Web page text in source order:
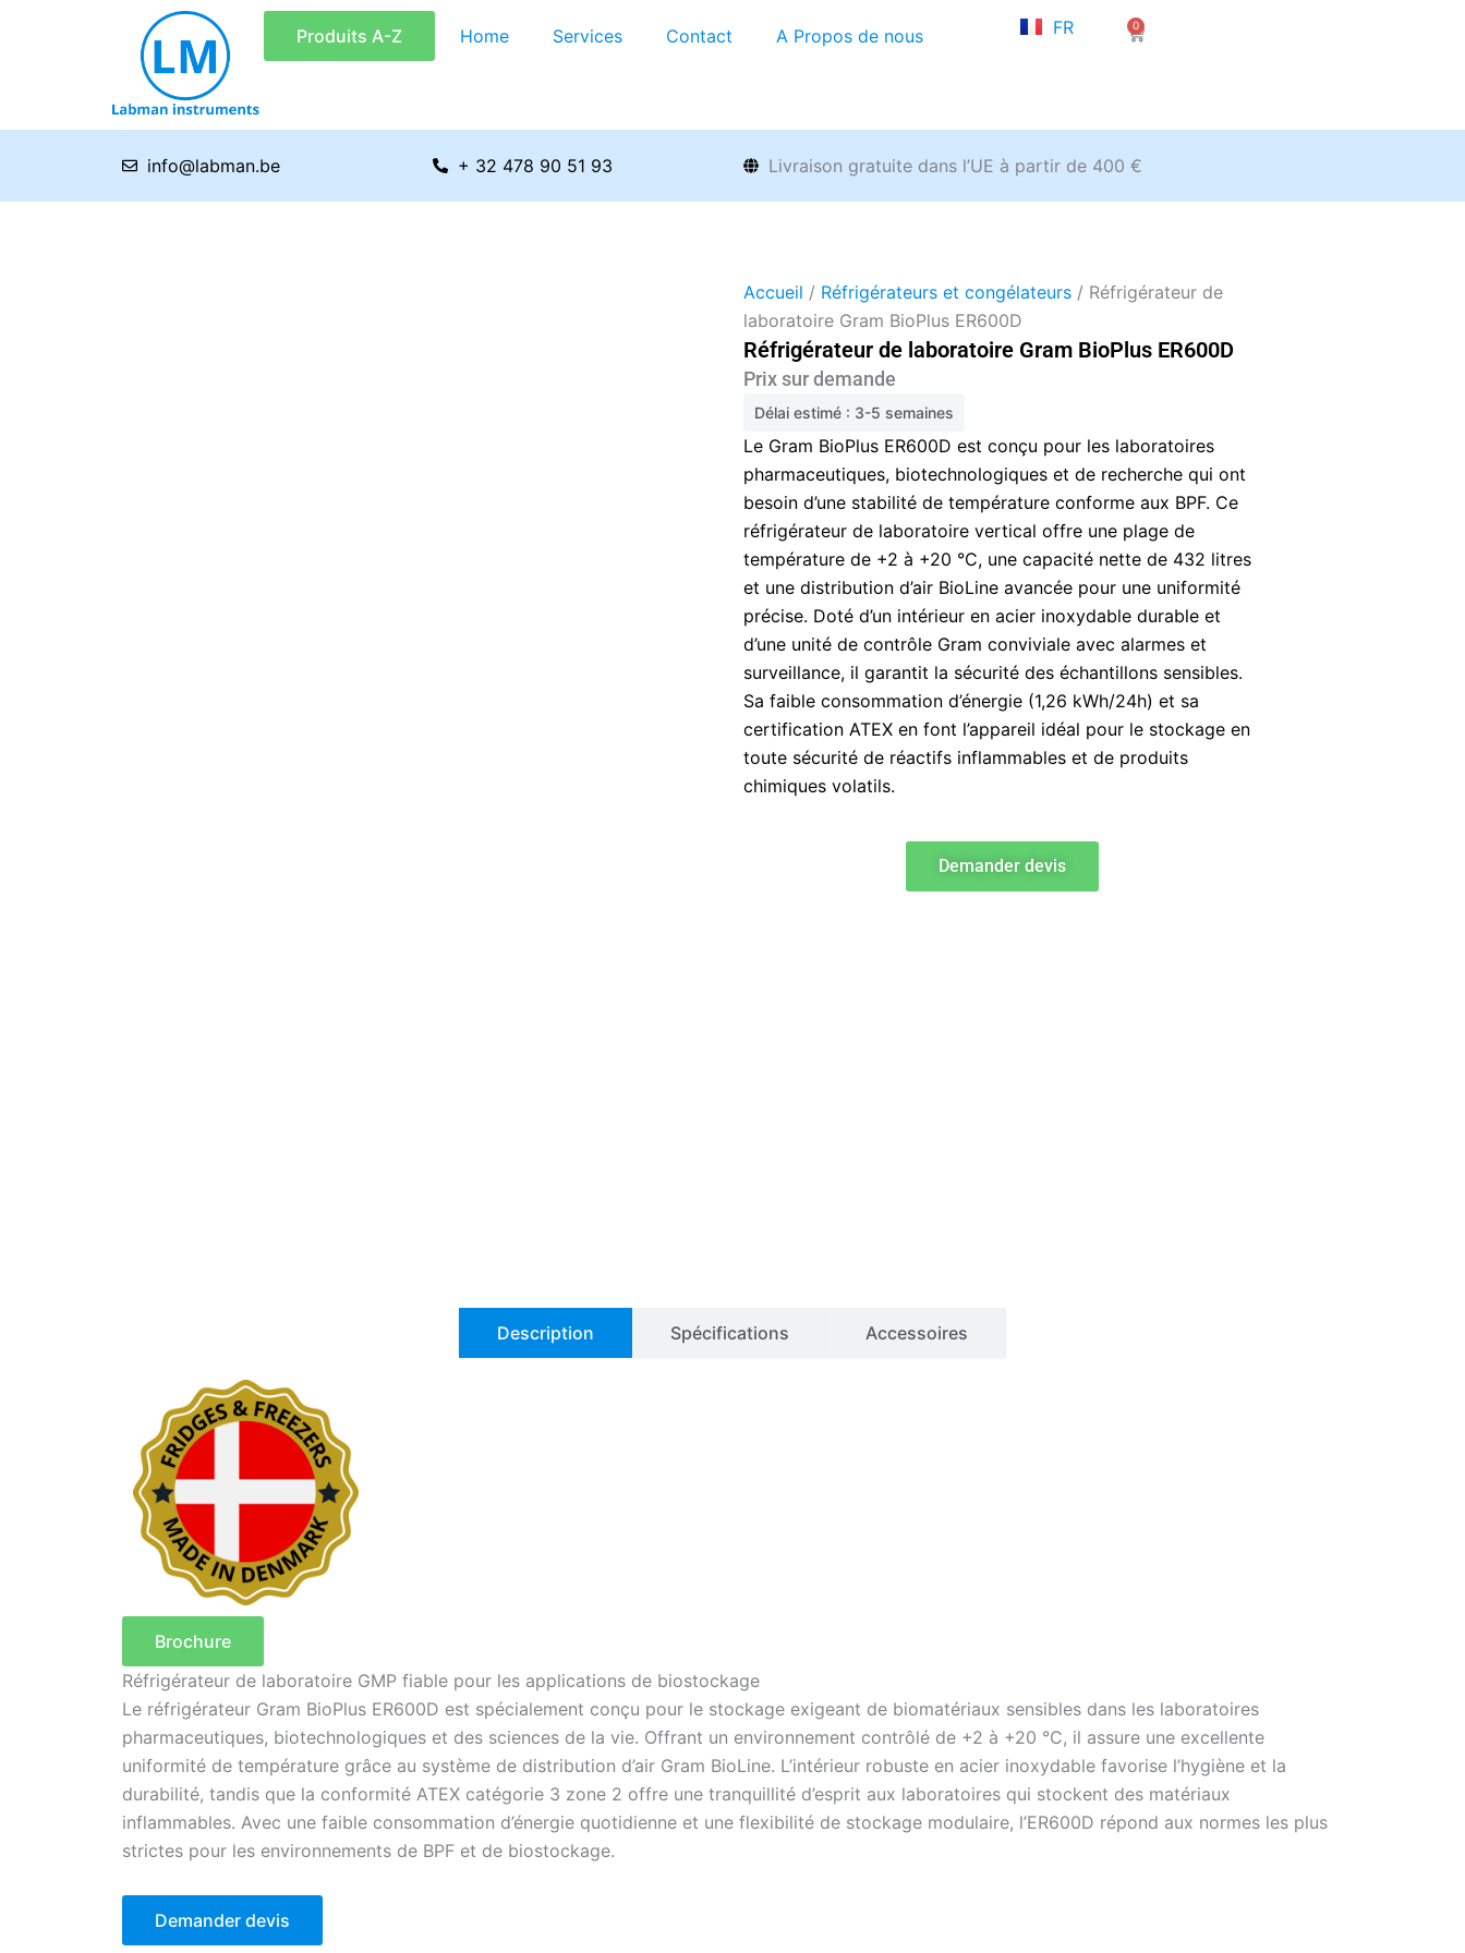
Produits A-Z Home Services Contact A Propos de nous FR
EN
0
Panier
info@labman.be + 32 478 90 51 93 Livraison gratuite dans l’UE à partir de 400 €
Accueil / Réfrigérateurs et congélateurs / Réfrigérateur de
laboratoire Gram BioPlus ER600D
Réfrigérateur de laboratoire Gram BioPlus ER600D
Prix sur demande
Délai estimé : 3-5 semaines
Le Gram BioPlus ER600D est conçu pour les laboratoires
pharmaceutiques, biotechnologiques et de recherche qui ont
besoin d’une stabilité de température conforme aux BPF. Ce
réfrigérateur de laboratoire vertical offre une plage de
température de +2 à +20 °C, une capacité nette de 432 litres
et une distribution d’air BioLine avancée pour une uniformité
précise. Doté d’un intérieur en acier inoxydable durable et
d’une unité de contrôle Gram conviviale avec alarmes et
surveillance, il garantit la sécurité des échantillons sensibles.
Sa faible consommation d’énergie (1,26 kWh/24h) et sa
certification ATEX en font l’appareil idéal pour le stockage en
toute sécurité de réactifs inflammables et de produits
chimiques volatils.
Demander devis
Description Spécifications Accessoires
Brochure
Réfrigérateur de laboratoire GMP fiable pour les applications de biostockage
Le réfrigérateur Gram BioPlus ER600D est spécialement conçu pour le stockage exigeant de biomatériaux sensibles dans les laboratoires
pharmaceutiques, biotechnologiques et des sciences de la vie. Offrant un environnement contrôlé de +2 à +20 °C, il assure une excellente
uniformité de température grâce au système de distribution d’air Gram BioLine. L’intérieur robuste en acier inoxydable favorise l’hygiène et la
durabilité, tandis que la conformité ATEX catégorie 3 zone 2 offre une tranquillité d’esprit aux laboratoires qui stockent des matériaux
inflammables. Avec une faible consommation d’énergie quotidienne et une flexibilité de stockage modulaire, l’ER600D répond aux normes les plus
strictes pour les environnements de BPF et de biostockage.
Demander devis